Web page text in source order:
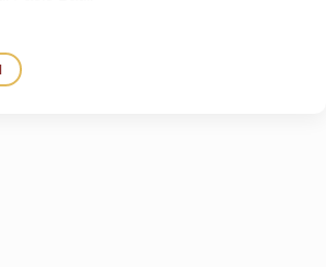
MARZO 2011 METTERÒ ALLA FINESTRA IL